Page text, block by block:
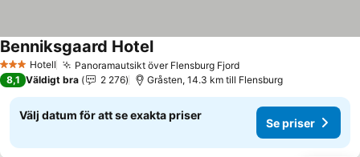
3 StjärnorHotell Panoramautsikt över Flensburg Fjord
Benniksgaard Hotel
8,1 Väldigt bra 2 276 Gråsten, 14.3 km till Flensburg
Välj datum för att se exakta priser
Se priser